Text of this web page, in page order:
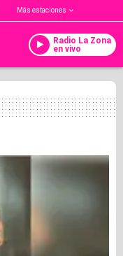
Más estaciones
Radio La Zona
en vivo